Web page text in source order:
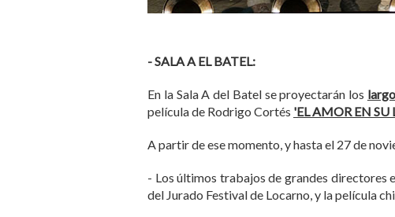
- SALA A EL BATEL:
En la Sala A del Batel se proyectarán los
película de Rodrigo Cortés 'EL AMOR EN SU
A partir de ese momento, y hasta el 27 de
- Los últimos trabajos de grandes directores
del Jurado Festival de Locarno, y la película